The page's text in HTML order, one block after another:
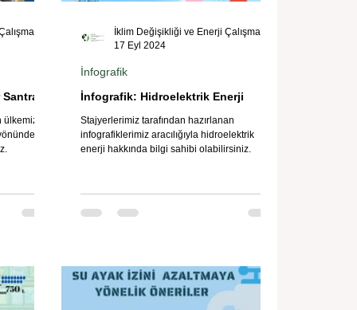
ülkemizin
İnfografik: Hidroelektrik Enerji
Stajyerlerimiz tarafından hazırlanan
infografiklerimiz aracılığıyla hidroelektrik
enerji hakkında bilgi sahibi olabilirsiniz.
İnfografik
17 Eyl 2024